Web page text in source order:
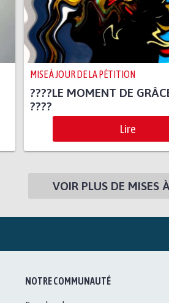
MISE À JOUR DE LA PÉTITION
????LE MOMENT DE
????
Lire
VOIR PLUS DE MISES
NOTRE COMMUNAUTÉ